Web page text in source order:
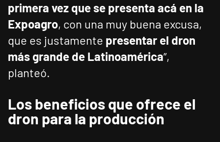
primera vez que se presenta acá en la
Expoagro, con una muy buena excusa,
que es justamente presentar el dron
más grande de Latinoamérica”,
planteó.
Los beneficios que ofrece el
dron para la producción